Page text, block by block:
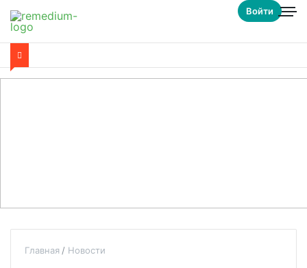
Войти
Главная Новости